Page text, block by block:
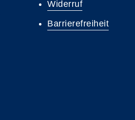
Widerruf
Barrierefreiheit